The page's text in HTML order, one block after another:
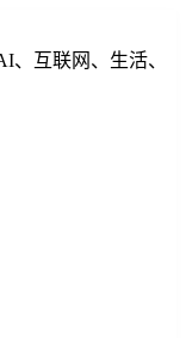
、互联网、生活、